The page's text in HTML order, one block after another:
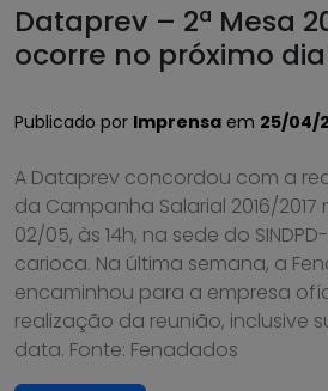
Dataprev – 2ª Mesa
ocorre no próximo
Publicado por Imprensa em 25/04/
A Dataprev concordou com a
da Campanha Salarial 2016/
02/05, às 14h, na sede do
carioca. Na última semana, a
encaminhou para a empresa
realização da reunião, inclusive
data. Fonte: Fenadados